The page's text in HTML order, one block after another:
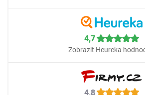
4,7
Zobrazit Heureka
4,8